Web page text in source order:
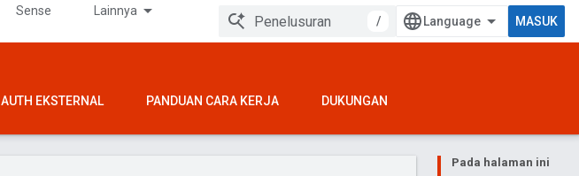
Sense Lainnya
/ MASUK
AUTH EKSTERNAL PANDUAN CARA KERJA DUKUNGAN
Pada halaman ini